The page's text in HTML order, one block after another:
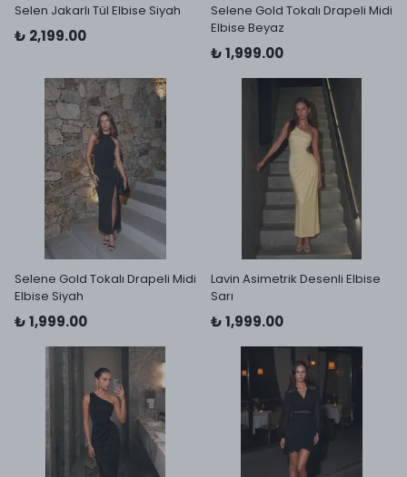
Selen Jakarlı Tül Elbise Siyah
₺ 2,199.00
Selene Gold Tokalı Drapeli Midi
Elbise Beyaz
₺ 1,999.00
Selene Gold Tokalı Drapeli Midi
Elbise Siyah
₺ 1,999.00
Lavin Asimetrik Desenli Elbise
Sarı
₺ 1,999.00